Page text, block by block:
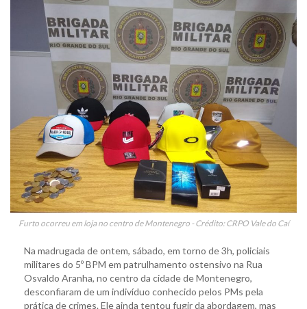
Furto ocorreu em loja no centro de Montenegro - Crédito: CRPO Vale do Caí
Na madrugada de ontem, sábado, em torno de 3h, policiais
militares do 5º BPM em patrulhamento ostensivo na Rua
Osvaldo Aranha, no centro da cidade de Montenegro,
desconfiaram de um indivíduo conhecido pelos PMs pela
prática de crimes. Ele ainda tentou fugir da abordagem, mas